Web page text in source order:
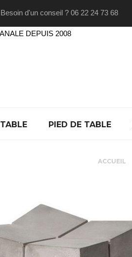
Besoin d'un conseil ? 06 22 24 73 68
TABLE PIED DE TABLE
ACCUEIL
DEPUIS 2008